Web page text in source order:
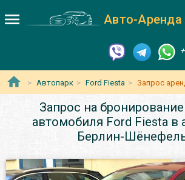
Авто-Аренда
Автопарк Ford Fiesta Запрос
Запрос на
автомобиля Ford Fiesta в
Берлин-